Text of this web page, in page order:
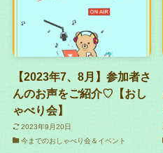
【2023年7、8月】参加者さ
んのお声をご紹介♡【おし
ゃべり会】
2023年9月20日
今までのおしゃべり会＆イベント